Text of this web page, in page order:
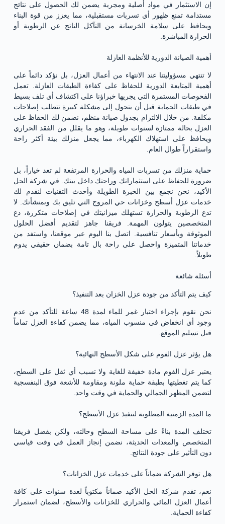
إن الاستثمار في مواد أصلية ومجربة يضمن لك الحصول على نتائج
مستدامة تمنع ظهور أي تسربات مستقبلية، مما يعزز من قوة البناء
ويحافظ على سلامة الخرسانة من التآكل الناتج عن الرطوبة أو
الحرارة المباشرة.
أهمية الصيانة الدورية للأنظمة العازلة
لا تنتهي مسؤوليتنا عند الانتهاء من أعمال العزل، بل نؤكد دائماً على
أهمية المتابعة الدورية للحفاظ على كفاءة الطبقات العازلة. تعمل
الفحوصات المستمرة التي يجريها خبراؤنا على اكتشاف أي تلف بسيط
في طبقات الحماية قبل أن يتحول إلى مشكلة كبيرة تتطلب إصلاحات
مكلفة. من خلال الالتزام بجدول صيانة منظم، نضمن لك الحفاظ على
العزل بحالة ممتازة لسنوات طويلة، وهو ما يقلل من الفقد الحراري
ويحافظ على استهلاك الكهرباء، مما يجعل منزلك بيئة أكثر راحة
واستقراراً طوال العام.
حماية منزلك من تسربات المياه والحرارة المرتفعة لم تعد خياراً، بل
ضرورة للحفاظ على استثماراتك وراحتك داخل بيتك. في شركة الحل
الأكيد، نحن نجمع بين الخبرة الطويلة وأحدث التقنيات لنقدم لك
خدمات عزل أسطح وخزانات حي المروج التي تليق بك وبمنشأتك. لا
تدع الرطوبة والحرارة تستهلك ميزانيتك في إصلاحات متكررة، دع
المتخصصين يتولون المهمة. فريقنا جاهز لتقديم أفضل الحلول
الموثوقة وبأسعار تنافسية. اتصل بنا اليوم عبر موقعنا، واستفد من
خدماتنا المتميزة واحصل على راحة بال تامة بضمان حقيقي يدوم
طويلاً.
أسئلة شائعة
كيف يتم التأكد من جودة عزل الخزان بعد التنفيذ؟
نحن نقوم بإجراء اختبار غمر للماء لمدة 48 ساعة للتأكد من عدم
وجود أي انخفاض في منسوب المياه، مما يضمن كفاءة العزل تماماً
قبل تسليم الموقع.
هل يؤثر عزل الفوم على شكل الأسطح النهائية؟
يعتبر عزل الفوم مادة خفيفة للغاية ولا تسبب أي ثقل على السطح،
كما يتم تغطيتها بطبقة حماية ملونة ومقاومة للأشعة فوق البنفسجية
لتضمن المظهر الجمالي والحماية في وقت واحد.
ما المدة الزمنية المطلوبة لتنفيذ عزل الأسطح؟
تختلف المدة بناءً على مساحة السطح وحالته، ولكن بفضل فريقنا
المتخصص والمعدات الحديثة، نضمن إنجاز العمل في وقت قياسي
دون التأثير على جودة النتائج.
هل توفر الشركة ضماناً على خدمات عزل الخزانات؟
نعم، تقدم شركة الحل الأكيد ضماناً مكتوباً لعدة سنوات على كافة
أعمال العزل المائي والحراري للخزانات والأسطح، لضمان استمرار
كفاءة الحماية.